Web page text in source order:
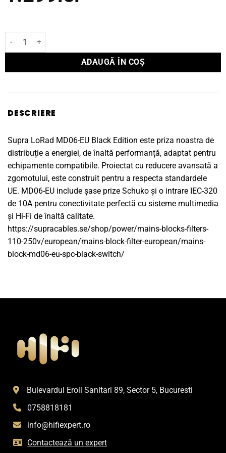
Cantitate Distribuitor curent Supra MD-06EU SPC BLACK Silver
ADAUGĂ ÎN COȘ
DESCRIERE
Supra LoRad MD06-EU Black Edition este priza noastra de
distribuție a energiei, de înaltă performanță, adaptat pentru
echipamente compatibile. Proiectat cu reducere avansată a
zgomotului, este construit pentru a respecta standardele
UE. MD06-EU include șase prize Schuko și o intrare IEC-320
de 10A pentru conectivitate perfectă cu sisteme multimedia
și Hi-Fi de înaltă calitate.
https://supracables.se/shop/power/mains-blocks-filters-
110-250v/european/mains-block-filter-european/mains-
block-md06-eu-spc-black-switch/
Bulevardul Eroii Sanitari 89, Sector 5, Bucuresti
0758818181
info@hifiexpert.ro
Contactează un expert